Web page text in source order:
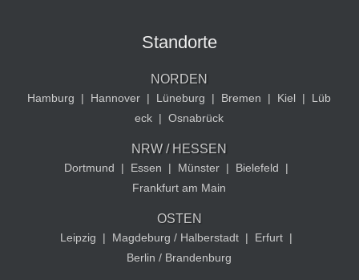
Standorte
NORDEN
Hamburg | Hannover | Lüneburg | Bremen | Kiel |
Lüb
eck | Osnabrück
NRW / HESSEN
Dortmund | Essen | Münster | Bielefeld
|
Frankfurt am Main
OSTEN
Leipzig | Magdeburg / Halberstadt | Erfurt |
Berlin / Brandenburg